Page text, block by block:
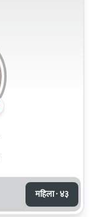
महिला · ४३